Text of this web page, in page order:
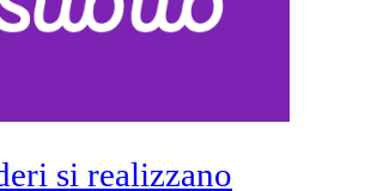
si realizzano